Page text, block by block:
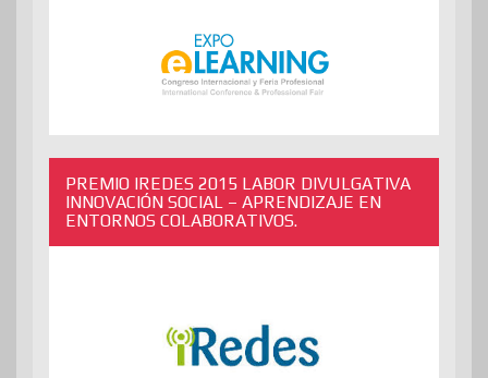
PREMIO IREDES 2015 LABOR DIVULGATIVA
INNOVACIÓN SOCIAL – APRENDIZAJE EN
ENTORNOS COLABORATIVOS.